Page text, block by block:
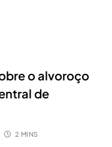
o alvoroço
de
2 MINS